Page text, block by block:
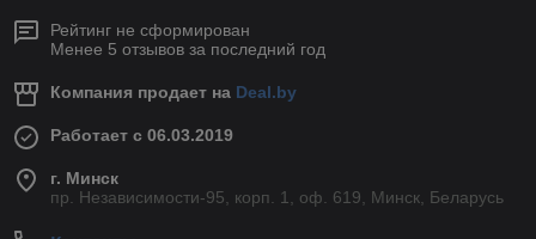
Рейтинг не сформирован
Менее 5 отзывов за последний год
Компания продает на Deal.by
Работает с 06.03.2019
г. Минск
пр. Независимости-95, корп. 1, оф. 619, Минск, Беларусь